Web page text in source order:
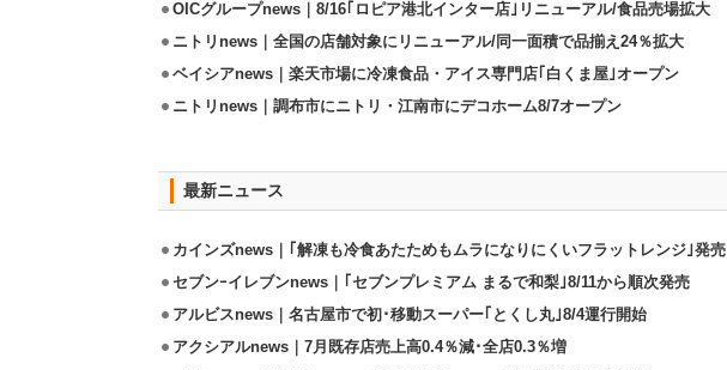
OICグループnews｜8/16｢ロピア港北インター店｣リニューアル/食品売場拡大
ニトリnews｜全国の店舗対象にリニューアル/同一面積で品揃え24％拡大
ベイシアnews｜楽天市場に冷凍食品・アイス専門店｢白くま屋｣オープン
ニトリnews｜調布市にニトリ・江南市にデコホーム8/7オープン
最新ニュース
カインズnews｜｢解凍も冷食あたためもムラになりにくいフラットレンジ｣発売
セブンｰイレブンnews｜｢セブンプレミアム まるで和梨｣8/11から順次発売
アルビスnews｜名古屋市で初･移動スーパー｢とくし丸｣8/4運行開始
アクシアルnews｜7月既存店売上高0.4％減･全店0.3％増